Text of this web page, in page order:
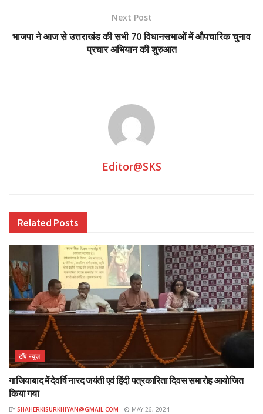
Next Post
भाजपा ने आज से उत्तराखंड की सभी 70 विधानसभाओं में औपचारिक चुनाव
प्रचार अभियान की शुरुआत
Editor@SKS
Related Posts
टॉप न्यूज़
गाजियाबाद में देवर्षि नारद जयंती एवं हिंदी पत्रकारिता दिवस समारोह आयोजित
किया गया
BY SHAHERKISURKHIYAN@GMAIL.COM MAY 26, 2024